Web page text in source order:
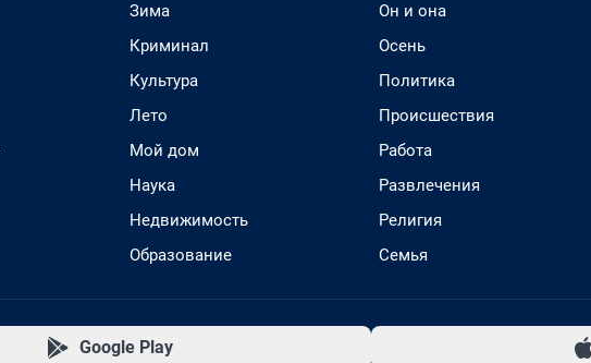
Зима
Криминал
Культура
Лето
Мой дом
Наука
Недвижимость
Образование
Он и она
Осень
Политика
Происшествия
Работа
Развлечения
Религия
Семья
Google Play